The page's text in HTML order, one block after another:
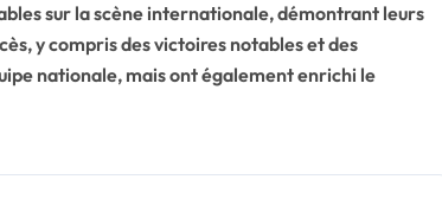
sur la scène internationale, démontrant leurs
y compris des victoires notables et des
nationale, mais ont également enrichi le